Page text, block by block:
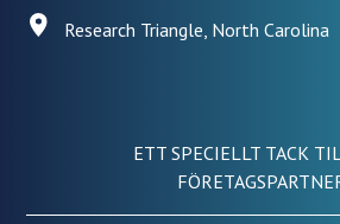
Research Triangle, North Carolina
ETT SPECIELLT TACK